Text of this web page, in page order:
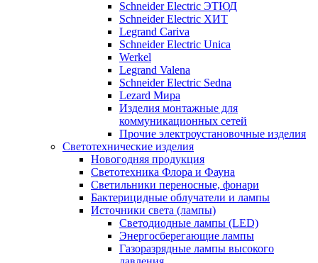
Schneider Electric ЭТЮД
Schneider Electric ХИТ
Legrand Cariva
Schneider Electric Unica
Werkel
Legrand Valena
Schneider Electric Sedna
Lezard Мира
Изделия монтажные для
коммуникационных сетей
Прочие электроустановочные изделия
Светотехнические изделия
Новогодняя продукция
Светотехника Флора и Фауна
Светильники переносные, фонари
Бактерицидные облучатели и лампы
Источники света (лампы)
Светодиодные лампы (LED)
Энергосберегающие лампы
Газоразрядные лампы высокого